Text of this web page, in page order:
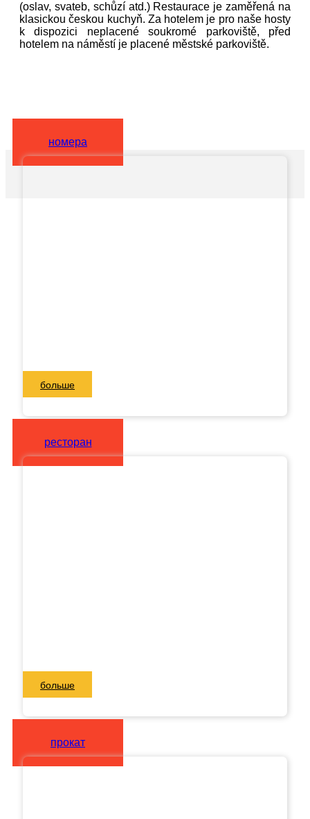
(oslav, svateb, schůzí atd.) Restaurace je zaměřená na
klasickou českou kuchyň. Za hotelem je pro naše hosty
k dispozici neplacené soukromé parkoviště, před
hotelem na náměstí je placené městské parkoviště.
номера
больше
ресторан
больше
прокат